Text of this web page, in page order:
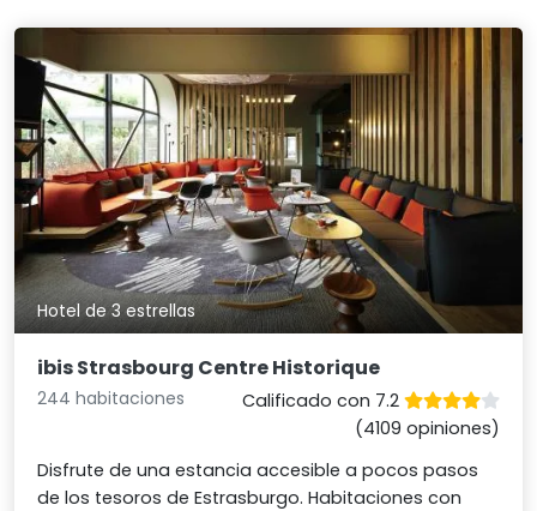
Hotel de 3 estrellas
ibis Strasbourg Centre Historique
244 habitaciones
Calificado con 7.2
(4109 opiniones)
Disfrute de una estancia accesible a pocos pasos
de los tesoros de Estrasburgo. Habitaciones con